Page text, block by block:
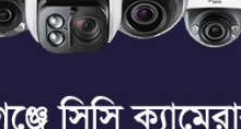
গেলে কী করবেন
প্রত্যক্ষদর্শীদের তথ্য দেয়নি